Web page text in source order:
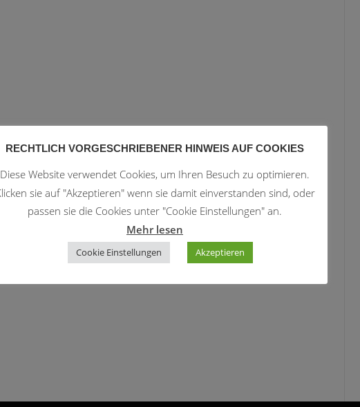
RECHTLICH VORGESCHRIEBENER HINWEIS AUF COOKIES
Diese Website verwendet Cookies, um Ihren Besuch zu optimieren.
sie auf "Akzeptieren" wenn sie damit einverstanden sind, oder
passen sie die Cookies unter "Cookie Einstellungen" an.
Mehr lesen
Cookie Einstellungen Akzeptieren